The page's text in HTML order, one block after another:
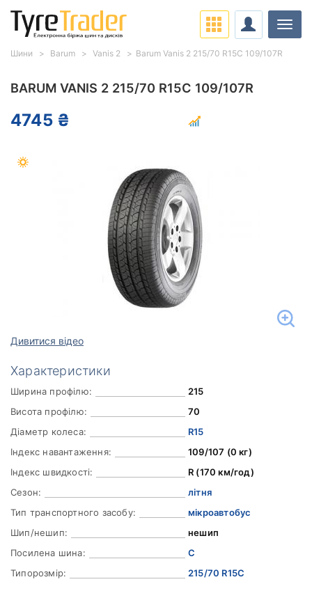
BARUM VANIS 2 215/70 R15C 109/107R
4745 ₴
Дивитися відео
Характеристики
Ширина профілю:
215
Висота профілю:
70
Діаметр колеса:
R15
Індекс навантаження:
109/107 (0 кг)
Індекс швидкості:
R (170 км/год)
Сезон:
літня
Тип транспортного засобу:
мікроавтобус
Шип/нешип:
нешип
Посилена шина:
C
Типорозмір:
215/70 R15C
Шини Barum Vanis 2 Barum Vanis 2 215/70 R15C 109/107R